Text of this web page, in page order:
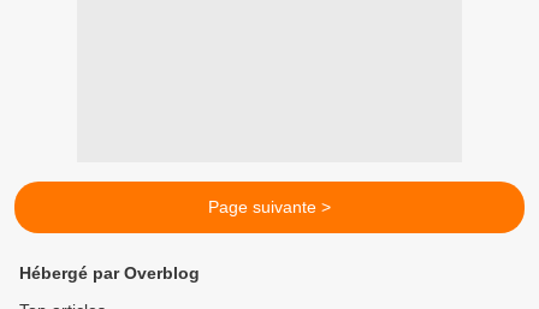
Page suivante >
Hébergé par Overblog